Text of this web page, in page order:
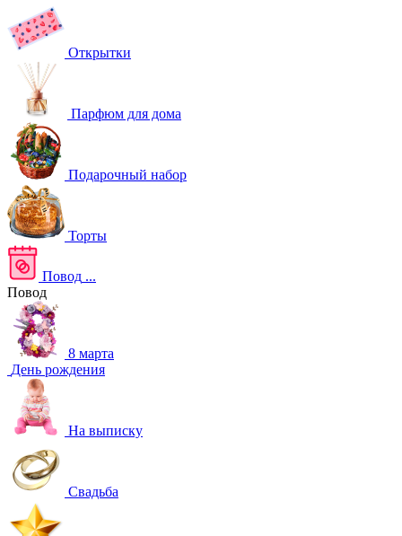
Открытки
Парфюм для дома
Подарочный набор
Торты
Повод ...
Повод
8 марта
День рождения
На выписку
Свадьба